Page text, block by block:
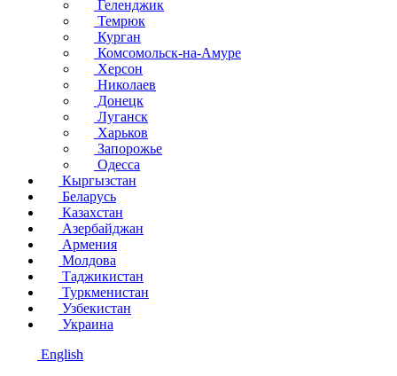
Геленджик
Темрюк
Курган
Комсомольск-на-Амуре
Херсон
Николаев
Донецк
Луганск
Харьков
Запорожье
Одесса
Кыргызстан
Беларусь
Казахстан
Азербайджан
Армения
Молдова
Таджикистан
Туркменистан
Узбекистан
Украина
English